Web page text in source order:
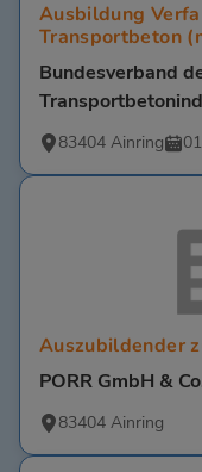
Ausbildung
Transportbeton
Bundesverband
83404 Ainring
Auszubildender
PORR GmbH &
83404 Ainring